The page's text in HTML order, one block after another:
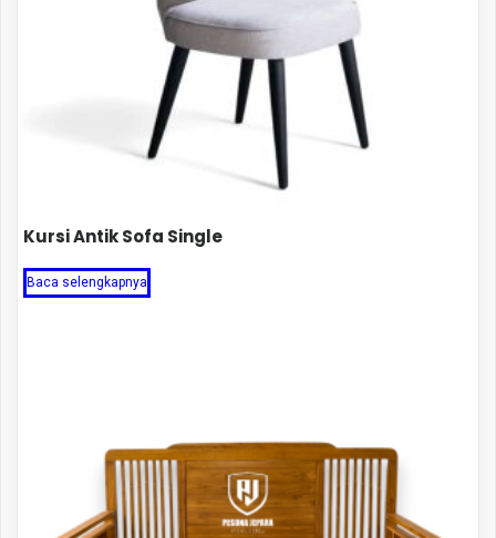
Kursi Antik Sofa Single
Baca selengkapnya